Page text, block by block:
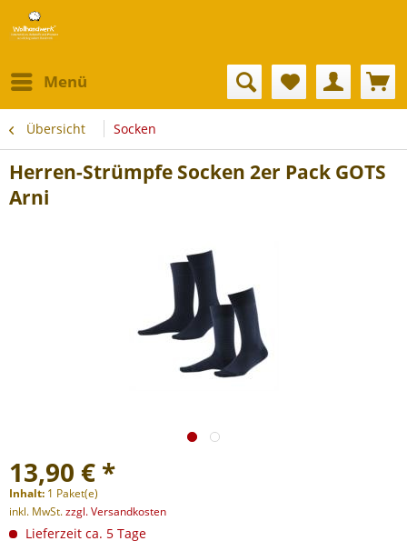
Menü
Übersicht Socken
Herren-Strümpfe Socken 2er Pack GOTS
Arni
13,90 € *
Inhalt: 1 Paket(e)
inkl. MwSt.zzgl. Versandkosten
Lieferzeit ca. 5 Tage